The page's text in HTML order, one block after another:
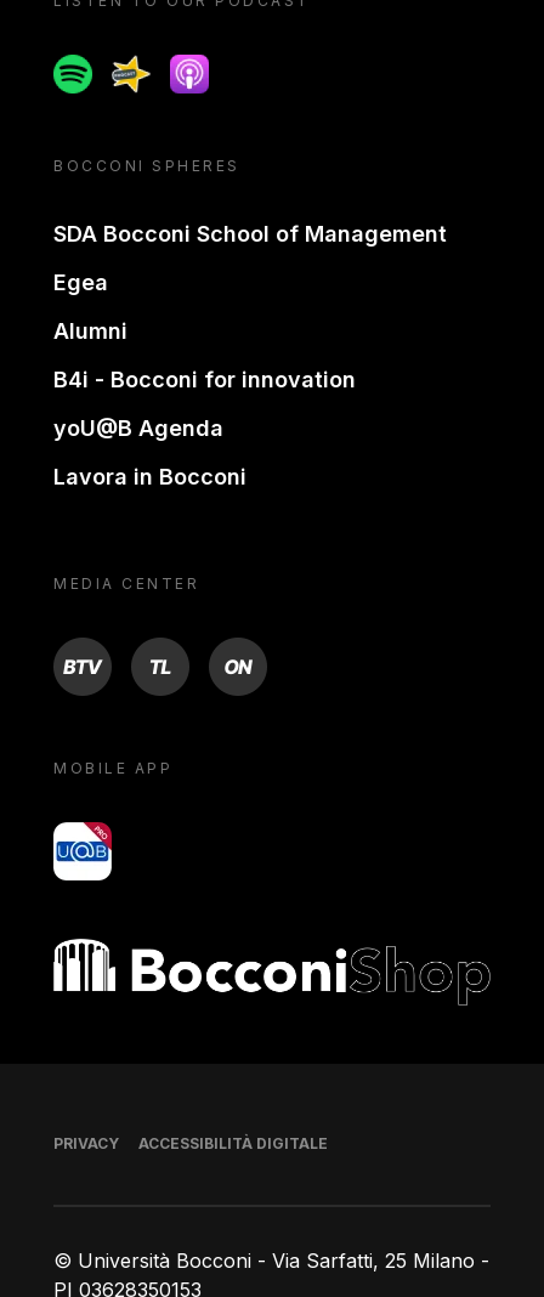
SpotifySpreakerApple podcast
BOCCONI SPHERES
SDA Bocconi School of Management
Egea
Alumni
B4i - Bocconi for innovation
yoU@B Agenda
Lavora in Bocconi
MEDIA CENTER
BTV TL ON
MOBILE APP
yoU@B
Bocconi shop
© Università Bocconi - Via Sarfatti, 25 Milano -
PI 03628350153
Piè di pagina
PRIVACY ACCESSIBILITÀ DIGITALE